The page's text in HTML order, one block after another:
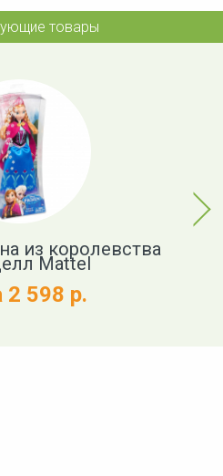
товары
из королевства
Mattel
2 598 р.
Next